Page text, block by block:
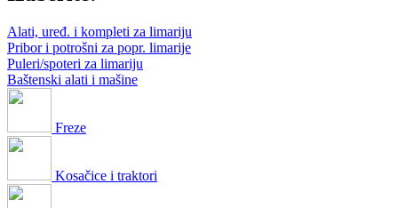
Alati, uređ. i kompleti za limariju
Pribor i potrošni za popr. limarije
Puleri/spoteri za limariju
Baštenski alati i mašine
Freze
Kosačice i traktori